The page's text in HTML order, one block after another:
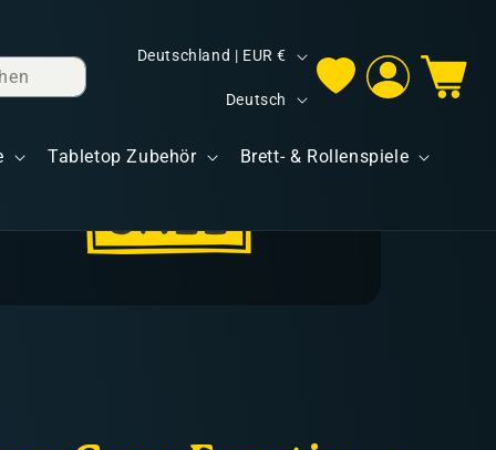
Tabletop Zubehör Brett- & Rollenspiele
L
d
e
Deutschland | EUR €
r
c
Deutsch
EinloggenWarenkorb